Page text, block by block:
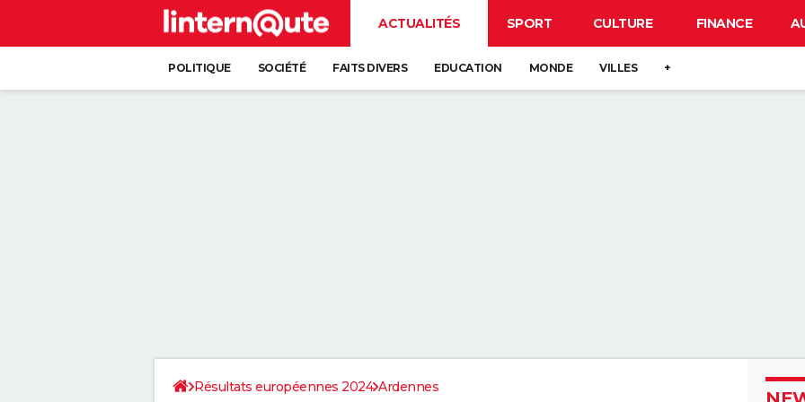
ACTUALITÉS SPORT CULTURE FINANCE
POLITIQUE SOCIÉTÉ FAITS DIVERS EDUCATION MONDE VILLES +
Résultats européennes 2024 Ardennes